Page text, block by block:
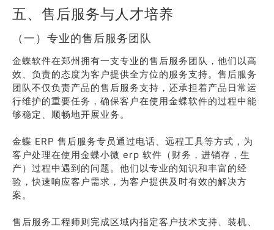
五、售后服务与人才培养
（一）专业的售后服务团队
金蝶软件在郑州拥有一支专业的售后服务团队，他们以高
效、负责的态度为客户提供全方位的服务支持。售后服务
团队不仅负责产品的售后服务支持，还承担着产品日常运
行维护的重要任务，确保客户在使用金蝶软件的过程中能
够稳定、顺畅地开展业务。
金蝶 ERP 售后服务专员通过电话、远程工具等方式，为
客户处理在使用金蝶小微 erp 软件（财务，进销存，生
产）过程中遇到的问题。他们以专业的知识和丰富的经
验，快速响应客户需求，为客户提供及时有效的解决方
案。
售后服务工程师则完成区域内指定客户技术支持、装机、